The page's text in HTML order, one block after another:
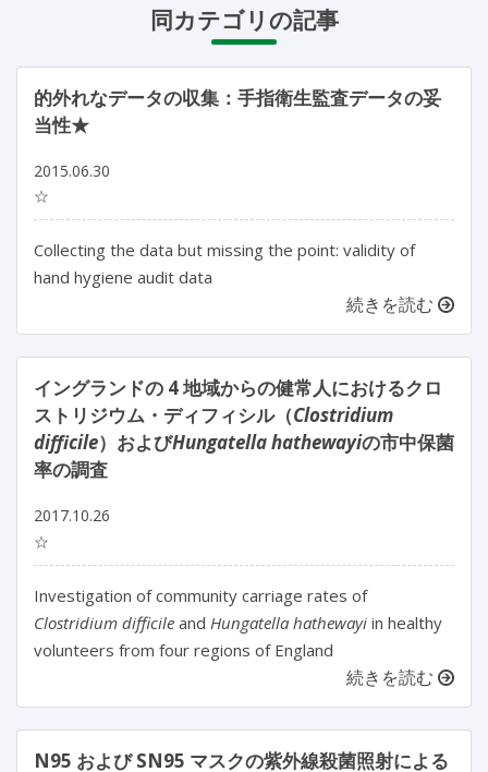
同カテゴリの記事
的外れなデータの収集：手指衛生監査データの妥
当性★
2015.06.30
☆
Collecting the data but missing the point: validity of
hand hygiene audit data
続きを読む
イングランドの 4 地域からの健常人におけるクロ
ストリジウム・ディフィシル（Clostridium
difficile）およびHungatella hathewayiの市中保菌
率の調査
2017.10.26
☆
Investigation of community carriage rates of
Clostridium difficile and Hungatella hathewayi in healthy
volunteers from four regions of England
続きを読む
N95 および SN95 マスクの紫外線殺菌照射による